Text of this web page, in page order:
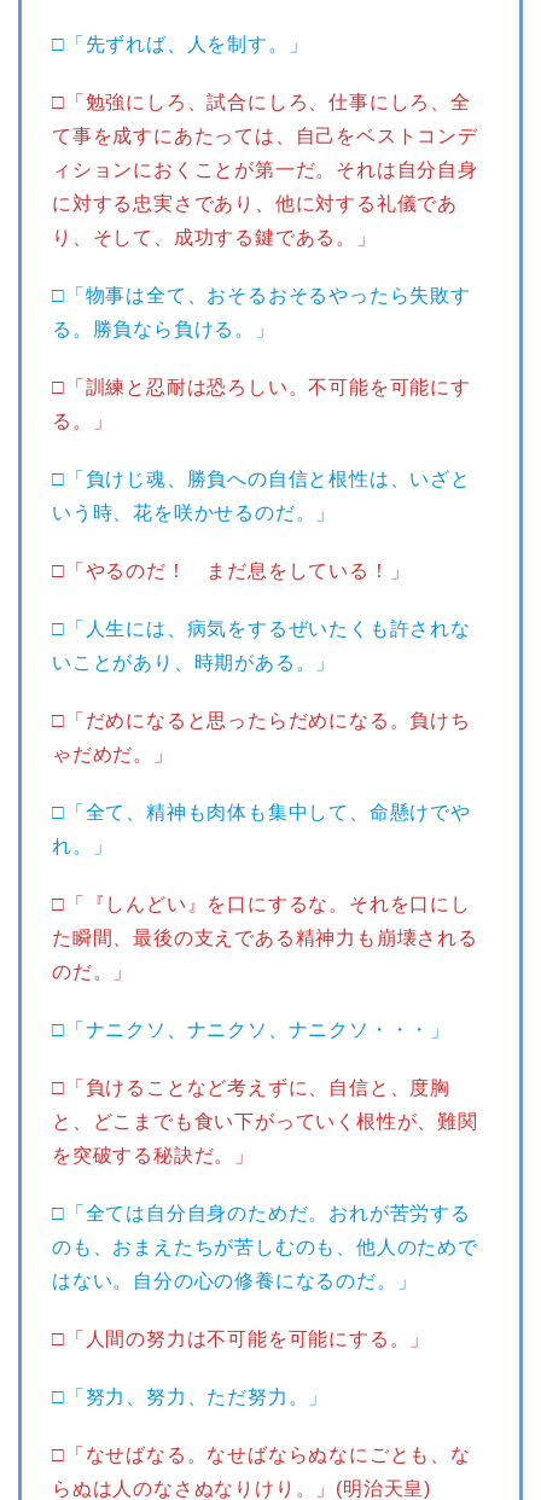
□「先ずれば、人を制す。」
□「勉強にしろ、試合にしろ、仕事にしろ、全
て事を成すにあたっては、自己をベストコンデ
ィションにおくことが第一だ。それは自分自身
に対する忠実さであり、他に対する礼儀であ
り、そして、成功する鍵である。」
□「物事は全て、おそるおそるやったら失敗す
る。勝負なら負ける。」
□「訓練と忍耐は恐ろしい。不可能を可能にす
る。」
□「負けじ魂、勝負への自信と根性は、いざと
いう時、花を咲かせるのだ。」
□「やるのだ！ まだ息をしている！」
□「人生には、病気をするぜいたくも許されな
いことがあり、時期がある。」
□「だめになると思ったらだめになる。負けち
ゃだめだ。」
□「全て、精神も肉体も集中して、命懸けでや
れ。」
□「『しんどい』を口にするな。それを口にし
た瞬間、最後の支えである精神力も崩壊される
のだ。」
□「ナニクソ、ナニクソ、ナニクソ・・・」
□「負けることなど考えずに、自信と、度胸
と、どこまでも食い下がっていく根性が、難関
を突破する秘訣だ。」
□「全ては自分自身のためだ。おれが苦労する
のも、おまえたちが苦しむのも、他人のためで
はない。自分の心の修養になるのだ。」
□「人間の努力は不可能を可能にする。」
□「努力、努力、ただ努力。」
□「なせばなる。なせばならぬなにごとも、な
らぬは人のなさぬなりけり。」(明治天皇)